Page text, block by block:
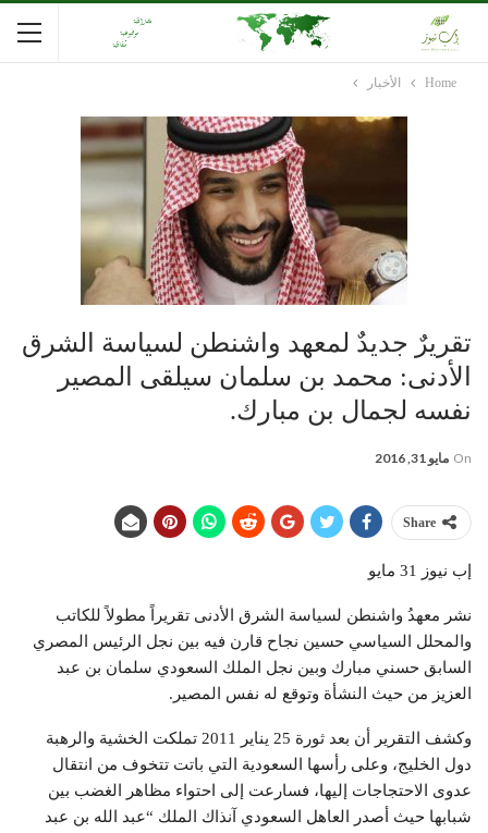
Home الأخبار
تقريرٌ جديدٌ لمعهد واشنطن لسياسة الشرق
الأدنى: محمد بن سلمان سيلقى المصير
نفسه لجمال بن مبارك.
On مايو 31, 2016
Share
إب نيوز 31 مايو
نشر معهدُ واشنطن لسياسة الشرق الأدنى تقريراً مطولاً للكاتب
والمحلل السياسي حسين نجاح قارن فيه بين نجل الرئيس المصري
السابق حسني مبارك وبين نجل الملك السعودي سلمان بن عبد
العزيز من حيث النشأة وتوقع له نفس المصير.
وكشف التقرير أن بعد ثورة 25 يناير 2011 تملكت الخشية والرهبة
دول الخليج، وعلى رأسها السعودية التي باتت تتخوف من انتقال
عدوى الاحتجاجات إليها، فسارعت إلى احتواء مظاهر الغضب بين
شبابها حيث أصدر العاهل السعودي آنذاك الملك “عبد الله بن عبد